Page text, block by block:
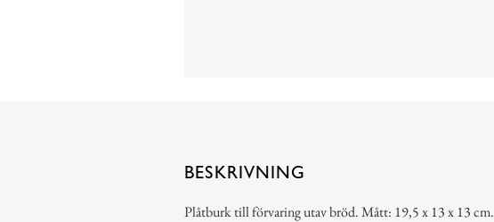
BESKRIVNING
Plåtburk till förvaring utav bröd. Mått: 19,5 x 13 x 13 cm.